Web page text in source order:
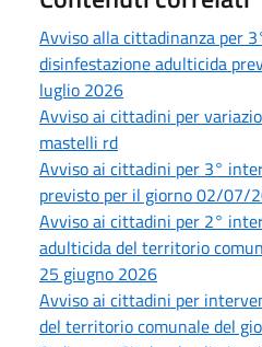
Avviso alla cittadinanza per
disinfestazione adulticida
luglio 2026
Avviso ai cittadini per
mastelli rd
Avviso ai cittadini per 3°
previsto per il giorno 02/07/
Avviso ai cittadini per 2°
adulticida del territorio
25 giugno 2026
Avviso ai cittadini per
del territorio comunale del